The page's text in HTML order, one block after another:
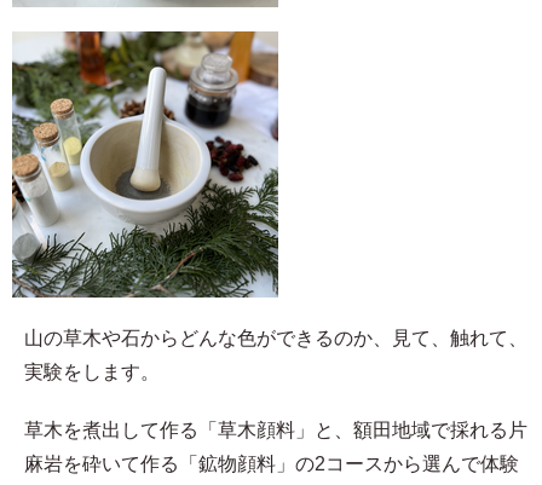
山の草木や石からどんな色ができるのか、見て、触れて、
実験をします。
草木を煮出して作る「草木顔料」と、額田地域で採れる片
麻岩を砕いて作る「鉱物顔料」の2コースから選んで体験